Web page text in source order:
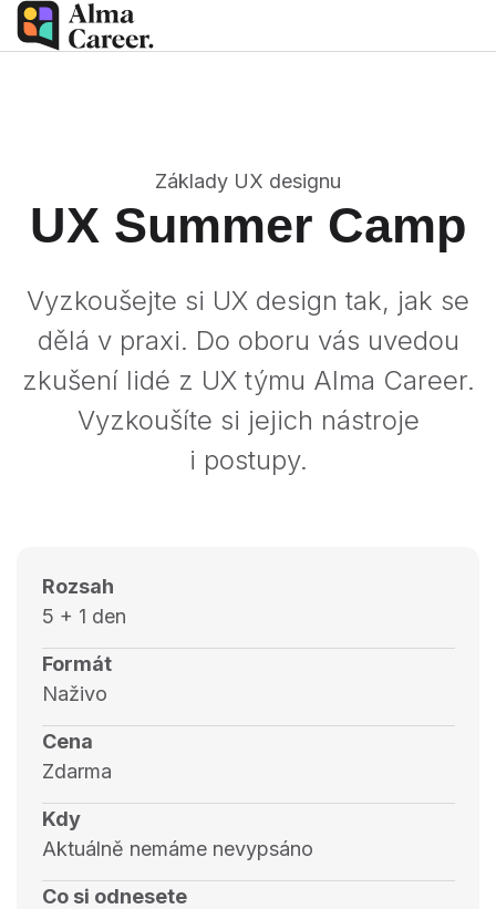
Základy UX designu
UX Summer Camp
Vyzkoušejte si UX design tak, jak se
dělá v praxi. Do oboru vás uvedou
zkušení lidé z UX týmu Alma Career.
Vyzkoušíte si jejich nástroje
i postupy.
Rozsah
5 + 1 den
Formát
Naživo
Cena
Zdarma
Kdy
Aktuálně nemáme nevypsáno
Co si odnesete